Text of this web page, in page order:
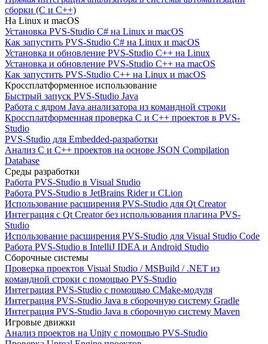
сборки (C и C++)
На Linux и macOS
Установка PVS-Studio C# на Linux и macOS
Как запустить PVS-Studio C# на Linux и macOS
Установка и обновление PVS-Studio C++ на Linux
Установка и обновление PVS-Studio C++ на macOS
Как запустить PVS-Studio C++ на Linux и macOS
Кроссплатформенное использование
Быстрый запуск PVS-Studio Java
Работа с ядром Java анализатора из командной строки
Кроссплатформенная проверка C и C++ проектов в PVS-
Studio
PVS-Studio для Embedded-разработки
Анализ C и C++ проектов на основе JSON Compilation
Database
Среды разработки
Работа PVS-Studio в Visual Studio
Работа PVS-Studio в JetBrains Rider и CLion
Использование расширения PVS-Studio для Qt Creator
Интеграция с Qt Creator без использования плагина PVS-
Studio
Использование расширения PVS-Studio для Visual Studio Code
Работа PVS-Studio в IntelliJ IDEA и Android Studio
Сборочные системы
Проверка проектов Visual Studio / MSBuild / .NET из
командной строки с помощью PVS-Studio
Интеграция PVS-Studio с помощью CMake-модуля
Интеграция PVS-Studio Java в сборочную систему Gradle
Интеграция PVS-Studio Java в сборочную систему Maven
Игровые движки
Анализ проектов на Unity с помощью PVS-Studio